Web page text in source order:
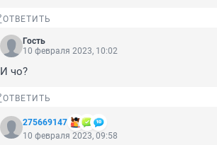
ОТВЕТИТЬ
Гость
10 февраля 2023, 10:02
И чо?
ОТВЕТИТЬ
275669147
10 февраля 2023, 09:58